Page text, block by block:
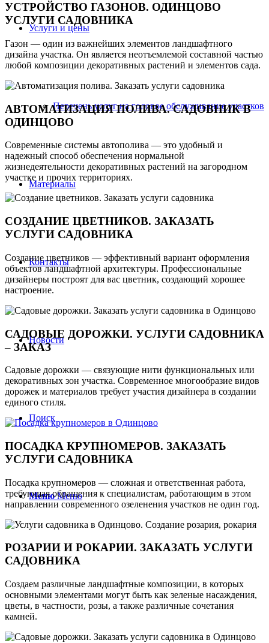
Услуги и цены
Перечень услуг на годовое обслуживание участков
Материалы
Контакты
Новости
Поиск
Меню Меню
УСТРОЙСТВО ГАЗОНОВ. ОДИНЦОВО
УСЛУГИ САДОВНИКА
Газон — один из важнейших элементов ландшафтного
дизайна участка. Он является неотъемлемой составной частью
любой композиции декоративных растений и элементов сада.
АВТОМАТИЗАЦИЯ ПОЛИВА. САДОВНИК В
ОДИНЦОВО
Современные системы автополива — это удобный и
надежный способ обеспечения нормальной
жизнедеятельности декоративных растений на загородном
участке и прочих территориях.
СОЗДАНИЕ ЦВЕТНИКОВ. ЗАКАЗАТЬ
УСЛУГИ САДОВНИКА
Создание цветников — эффективный вариант оформления
объектов ландшафтной архитектуры. Профессиональные
дизайнеры построят для вас цветник, создающий хорошее
настроение.
САДОВЫЕ ДОРОЖКИ. УСЛУГИ САДОВНИКА
– ЗАКАЗ
Садовые дорожки — связующие нити функциональных или
декоративных зон участка. Современное многообразие видов
дорожек и материалов требует участия дизайнера в создании
единого стиля.
ПОСАДКА КРУПНОМЕРОВ. ЗАКАЗАТЬ
УСЛУГИ САДОВНИКА
Посадка крупномеров — сложная и ответственная работа,
требующая обращения к специалистам, работающим в этом
направлении современного озеленения участков не один год.
РОЗАРИИ И РОКАРИИ. ЗАКАЗАТЬ УСЛУГИ
САДОВНИКА
Создаем различные ландшафтные композиции, в которых
основными элементами могут быть как зеленые насаждения,
цветы, в частности, розы, а также различные сочетания
камней.